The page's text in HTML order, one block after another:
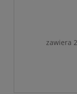
zawiera